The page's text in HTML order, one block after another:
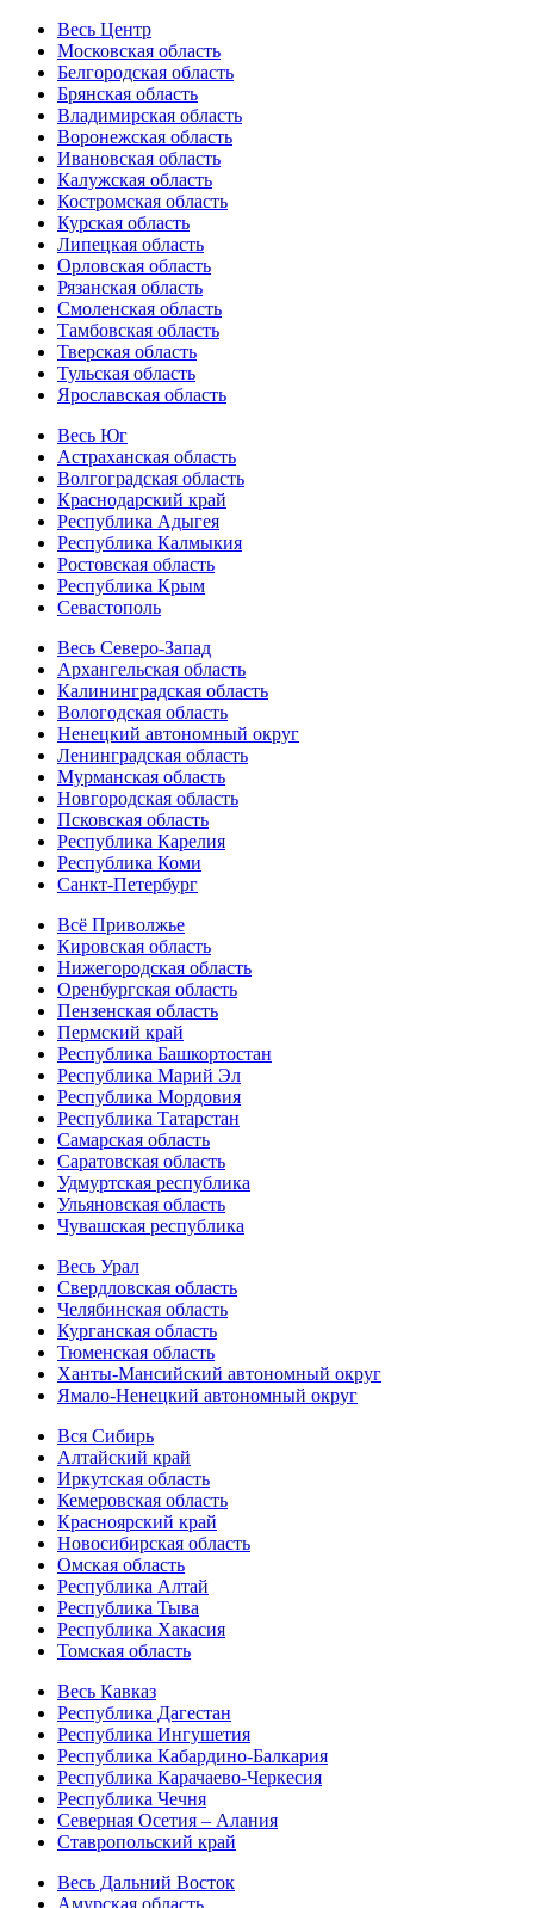
Весь Центр
Московская область
Белгородская область
Брянская область
Владимирская область
Воронежская область
Ивановская область
Калужская область
Костромская область
Курская область
Липецкая область
Орловская область
Рязанская область
Смоленская область
Тамбовская область
Тверская область
Тульская область
Ярославская область
Весь Юг
Астраханская область
Волгоградская область
Краснодарский край
Республика Адыгея
Республика Калмыкия
Ростовская область
Республика Крым
Севастополь
Весь Северо-Запад
Архангельская область
Калининградская область
Вологодская область
Ненецкий автономный округ
Ленинградская область
Мурманская область
Новгородская область
Псковская область
Республика Карелия
Республика Коми
Санкт-Петербург
Всё Приволжье
Кировская область
Нижегородская область
Оренбургская область
Пензенская область
Пермский край
Республика Башкортостан
Республика Марий Эл
Республика Мордовия
Республика Татарстан
Самарская область
Саратовская область
Удмуртская республика
Ульяновская область
Чувашская республика
Весь Урал
Свердловская область
Челябинская область
Курганская область
Тюменская область
Ханты-Мансийский автономный округ
Ямало-Ненецкий автономный округ
Вся Сибирь
Алтайский край
Иркутская область
Кемеровская область
Красноярский край
Новосибирская область
Омская область
Республика Алтай
Республика Тыва
Республика Хакасия
Томская область
Весь Кавказ
Республика Дагестан
Республика Ингушетия
Республика Кабардино-Балкария
Республика Карачаево-Черкесия
Республика Чечня
Северная Осетия – Алания
Ставропольский край
Весь Дальний Восток
Амурская область